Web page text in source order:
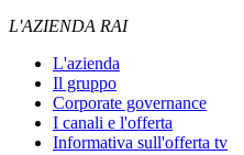
L'AZIENDA RAI
L'azienda
Il gruppo
Corporate governance
I canali e l'offerta
Informativa sull'offerta tv